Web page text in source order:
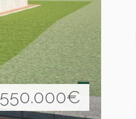
550.000€